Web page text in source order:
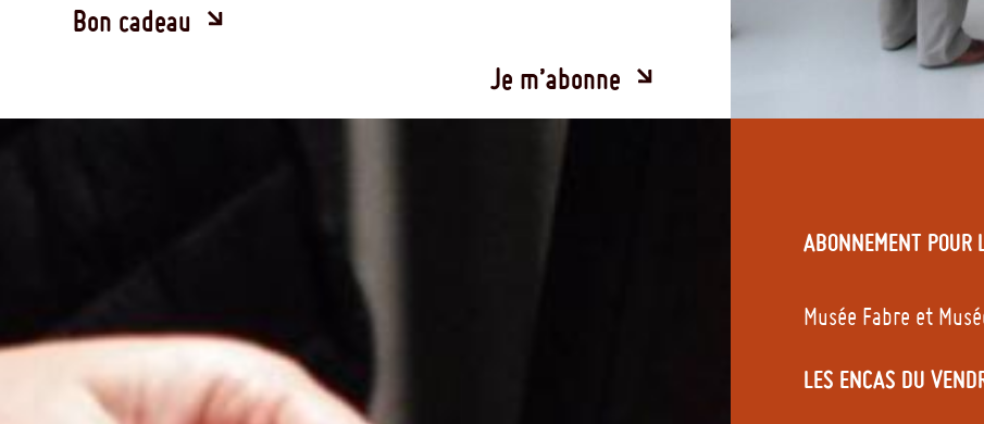
Bon cadeau
Je m’abonne
ABONNEMENT POUR
Musée Fabre et
LES ENCAS DU